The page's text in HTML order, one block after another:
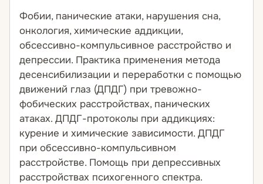
Фобии, панические атаки, нарушения сна,
онкология, химические аддикции,
обсессивно-компульсивное расстройство и
депрессии. Практика применения метода
десенсибилизации и переработки с помощью
движений глаз (ДПДГ) при тревожно-
фобических расстройствах, панических
атаках. ДПДГ-протоколы при аддикциях:
курение и химические зависимости. ДПДГ
при обсессивно-компульсивном
расстройстве. Помощь при депрессивных
расстройствах психогенного спектра.